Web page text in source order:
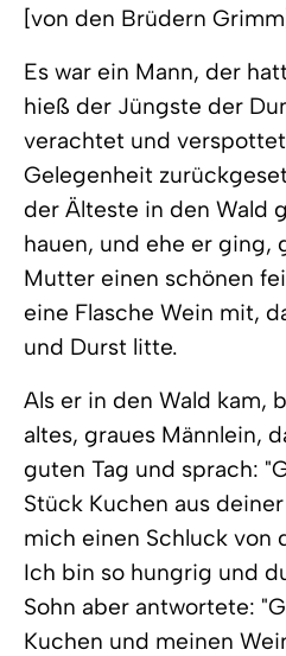
[von den Brüdern
Es war ein Mann, der
hieß der Jüngste der
verachtet und
Gelegenheit
der Älteste in den Wald
hauen, und ehe er ging,
Mutter einen schönen
eine Flasche Wein mit,
und Durst litte.
Als er in den Wald kam,
altes, graues Männlein,
guten Tag und sprach:
Stück Kuchen aus
mich einen Schluck von
Ich bin so hungrig und
Sohn aber antwortete:
Kuchen und meinen